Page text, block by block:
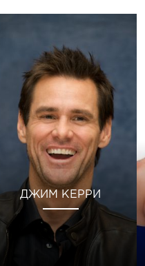
ДЖИМ КЕРРИ